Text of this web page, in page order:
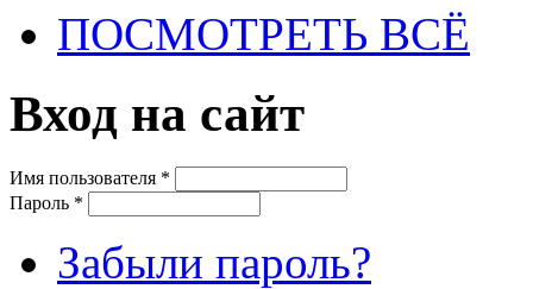
ПОСМОТРЕТЬ ВСЁ
Вход на сайт
Имя пользователя *
Пароль *
Забыли пароль?